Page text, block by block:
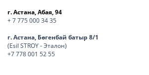
г. Астана, Абая, 94
+ 7 775 000 34 35
г. Астана, Бөгенбай батыр 8/1
(Esil STROY - Эталон)
+7 778 001 52 55